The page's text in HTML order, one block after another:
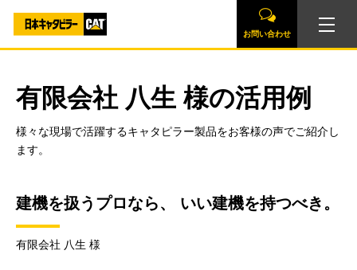
お問い合わせ
有限会社 八生 様の活用例
様々な現場で活躍するキャタピラー製品をお客様の声でご紹介し
ます。
建機を扱うプロなら、 いい建機を持つべき。
有限会社 八生 様